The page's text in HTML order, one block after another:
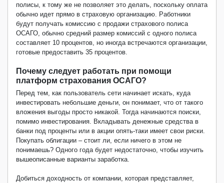
полисы, к тому же не позволяет это делать, поскольку оплата
обычно идет прямо в страховую организацию. Работники
будут получать комиссию с продажи страхового полиса
ОСАГО, обычно средний размер комиссий с одного полиса
составляет 10 процентов, но иногда встречаются организации,
готовые предоставить 35 процентов.
Почему следует работать при помощи
платформ страхования ОСАГО?
Перед тем, как пользователь сети начинает искать, куда
инвестировать небольшие деньги, он понимает, что от такого
вложения выгоды просто никакой. Тогда начинаются поиски,
помимо инвестирования. Вкладывать денежные средства в
банки под проценты или в акции опять-таки имеет свои риски.
Покупать облигации – стоит ли, если ничего в этом не
понимаешь? Одного года будет недостаточно, чтобы изучить
вышеописанные варианты заработка.
Добиться доходность от компании, которая представляет,